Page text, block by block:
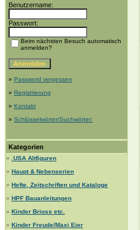
Benutzername:
Passwort:
Beim nächsten Besuch automatisch
anmelden?
» Password vergessen
» Registrierung
» Kontakt
» Schlüsselwörter/Suchwörter:
Kategorien
»
.USA Altfiguren
» Haupt & Nebenserien
» Hefte, Zeitschriften und Kataloge
» HPF Bauanleitungen
» Kinder Brioss etc.
» Kinder Freude/Maxi Eier